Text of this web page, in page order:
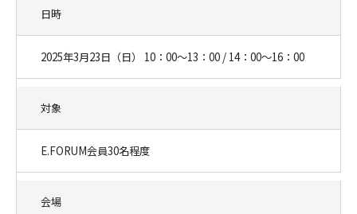
日時
2025年3月23日（日） 10：00～13：00 / 14：00～16：00
対象
E.FORUM会員30名程度
会場